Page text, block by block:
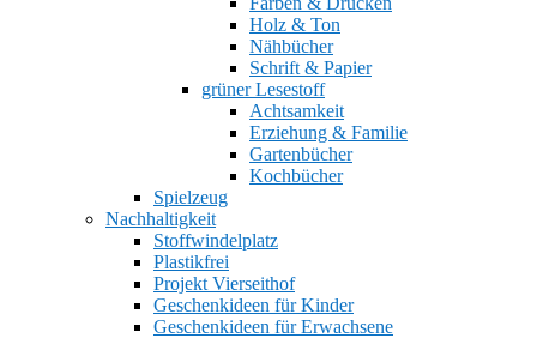
Holz & Ton
Nähbücher
Schrift & Papier
grüner Lesestoff
Achtsamkeit
Erziehung & Familie
Gartenbücher
Kochbücher
Spielzeug
Nachhaltigkeit
Stoffwindelplatz
Plastikfrei
Projekt Vierseithof
Geschenkideen für Kinder
Geschenkideen für Erwachsene